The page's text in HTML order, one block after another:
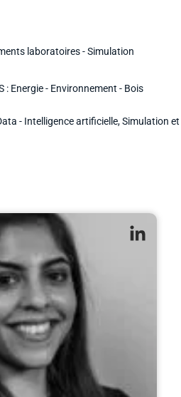
laboratoires - Simulation
: Energie - Environnement - Bois
- Intelligence artificielle,Simulation et